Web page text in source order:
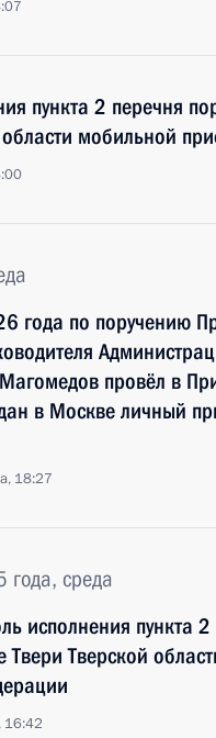
пункта 2 перечня
мобильной
года по поручению
провёл в
в Москве личный
18:27
среда
исполнения пункта
Твери Тверской
16:42